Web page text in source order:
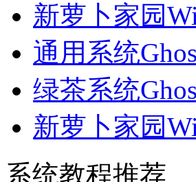
新萝卜家园
通用系统
绿茶系统
新萝卜家园
系统教程推荐